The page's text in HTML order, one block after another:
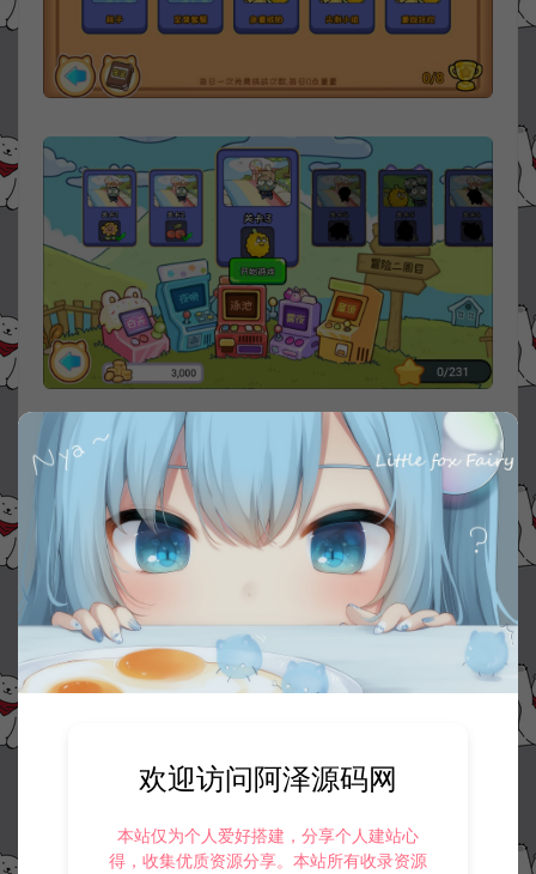
欢迎访问阿泽源码网
本站仅为个人爱好搭建，分享个人建站心
得，收集优质资源分享。本站所有收录资源